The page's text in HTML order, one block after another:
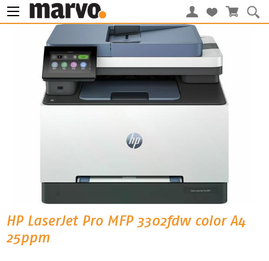
HP LaserJet Pro MFP 3302fdw color A4
25ppm